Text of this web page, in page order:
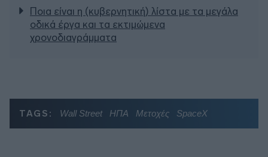
Ποια είναι η (κυβερνητική) λίστα με τα μεγάλα
οδικά έργα και τα εκτιμώμενα
χρονοδιαγράμματα
TAGS: Wall Street ΗΠΑ Μετοχές SpaceX